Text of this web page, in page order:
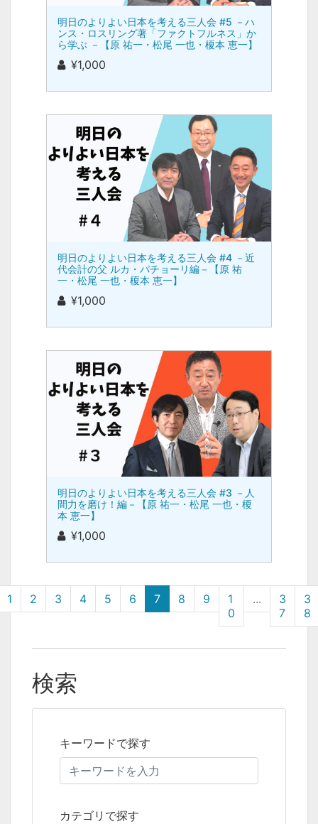
明日のよりよい日本を考える三人会 #5 －ハ
ンス・ロスリング著「ファクトフルネス」か
ら学ぶ －【原 祐一・松尾 一也・榎本 恵一】
¥1,000
明日のよりよい日本を考える三人会 #4 －近
代会計の父 ルカ・パチョーリ編－【原 祐
一・松尾 一也・榎本 恵一】
¥1,000
明日のよりよい日本を考える三人会 #3 －人
間力を磨け！編－【原 祐一・松尾 一也・榎
本 恵一】
¥1,000
1 2 3 4 5 6 7 8 9
1
0
...
3
7
3
8
検索
キーワードで探す
カテゴリで探す